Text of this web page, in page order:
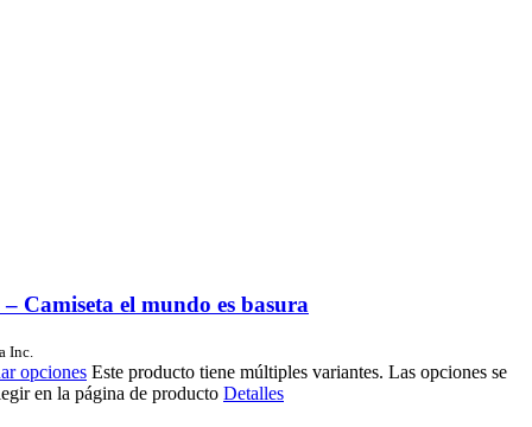
– Camiseta el mundo es basura
Inc.
opciones Este producto tiene múltiples variantes. Las opciones se
en la página de producto Detalles